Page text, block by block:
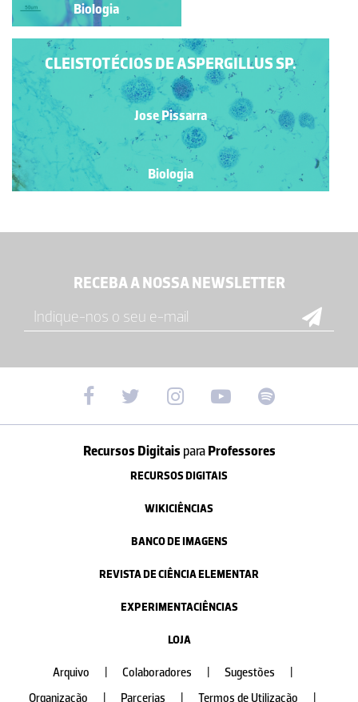
Biologia
Biologia
CLEISTOTÉCIOS DE ASPERGILLUS SP.
Jose Pissarra
Biologia
RECEBA A NOSSA NEWSLETTER
Recursos Digitais paraProfessores
RECURSOS DIGITAIS
WIKICIÊNCIAS
BANCO DE IMAGENS
REVISTA DE CIÊNCIA ELEMENTAR
EXPERIMENTACIÊNCIAS
LOJA
Arquivo Colaboradores Sugestões
Organização
Parcerias Termos de Utilização